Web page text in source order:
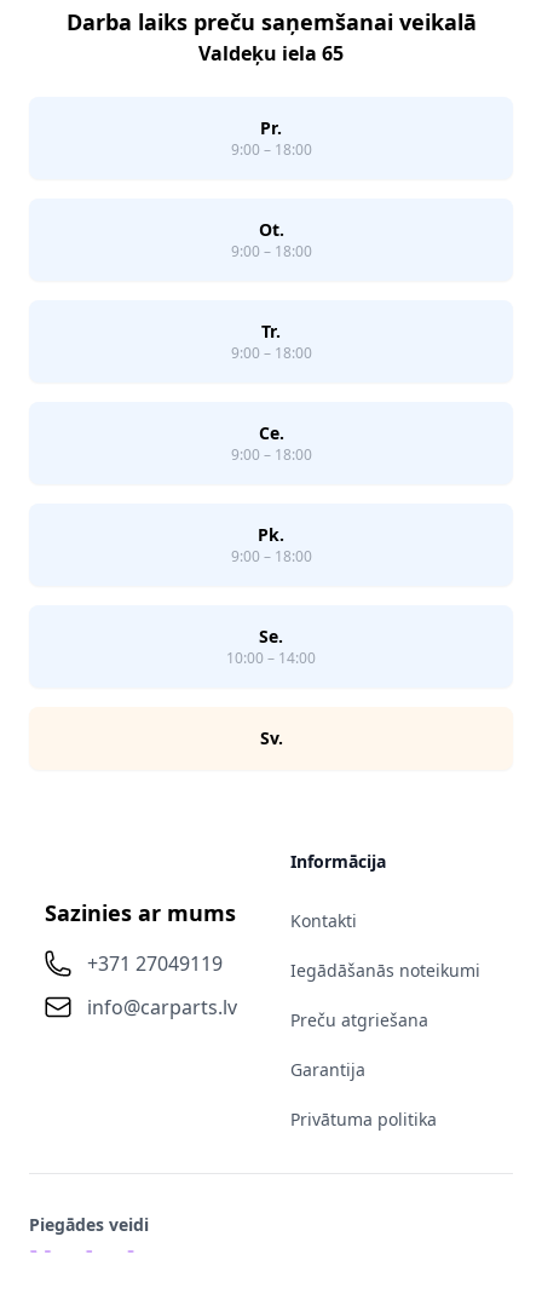
Darba laiks preču saņemšanai veikalā
Valdeķu iela 65
Pr.
9:00 – 18:00
Ot.
9:00 – 18:00
Tr.
9:00 – 18:00
Ce.
9:00 – 18:00
Pk.
9:00 – 18:00
Se.
10:00 – 14:00
Sv.
Sazinies ar mums
+371 27049119
info@carparts.lv
Informācija
Kontakti
Iegādāšanās noteikumi
Preču atgriešana
Garantija
Privātuma politika
Piegādes veidi